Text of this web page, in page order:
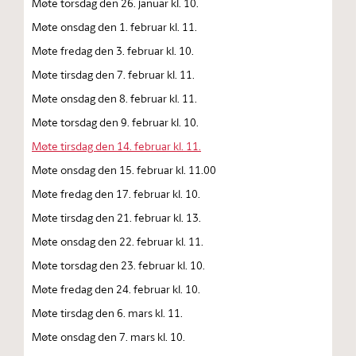
Møte onsdag den 1. februar kl. 11.
Møte fredag den 3. februar kl. 10.
Møte tirsdag den 7. februar kl. 11.
Møte onsdag den 8. februar kl. 11.
Møte torsdag den 9. februar kl. 10.
Møte tirsdag den 14. februar kl. 11.
Møte onsdag den 15. februar kl. 11.00
Møte fredag den 17. februar kl. 10.
Møte tirsdag den 21. februar kl. 13.
Møte onsdag den 22. februar kl. 11.
Møte torsdag den 23. februar kl. 10.
Møte fredag den 24. februar kl. 10.
Møte tirsdag den 6. mars kl. 11.
Møte onsdag den 7. mars kl. 10.